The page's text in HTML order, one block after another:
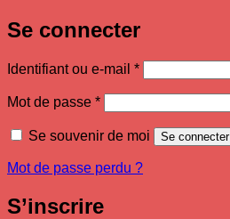
Se connecter
Identifiant ou e-mail *Obligatoire
Mot de passe *Obligatoire
Se souvenir de moi Se connecter
Mot de passe perdu ?
S’inscrire